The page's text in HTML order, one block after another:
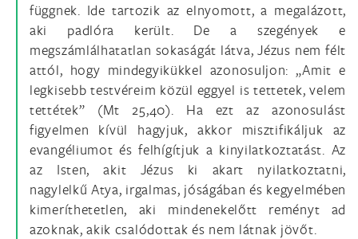
függnek. Ide tartozik az elnyomott, a megalázott,
aki padlóra került. De a szegények e
megszámlálhatatlan sokaságát látva, Jézus nem félt
attól, hogy mindegyikükkel azonosuljon: „Amit e
legkisebb testvéreim közül eggyel is tettetek, velem
tettétek” (Mt 25,40). Ha ezt az azonosulást
figyelmen kívül hagyjuk, akkor misztifikáljuk az
evangéliumot és felhígítjuk a kinyilatkoztatást. Az
az Isten, akit Jézus ki akart nyilatkoztatni,
nagylelkű Atya, irgalmas, jóságában és kegyelmében
kimeríthetetlen, aki mindenekelőtt reményt ad
azoknak, akik csalódottak és nem látnak jövőt.